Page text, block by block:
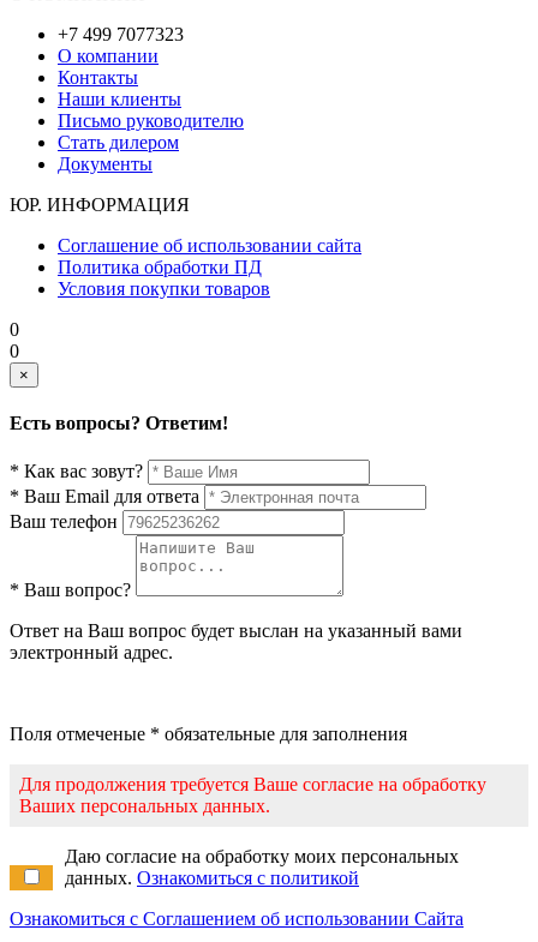
+7 499 7077323
О компании
Контакты
Наши клиенты
Письмо руководителю
Стать дилером
Документы
ЮР. ИНФОРМАЦИЯ
Соглашение об использовании сайта
Политика обработки ПД
Условия покупки товаров
0
0
×
Есть вопросы? Ответим!
* Как вас зовут?
* Ваш Email для ответа
Ваш телефон
* Ваш вопрос?
Ответ на Ваш вопрос будет выслан на указанный вами
электронный адрес.
Поля отмеченые * обязательные для заполнения
Для продолжения требуется Ваше согласие на обработку
Ваших персональных данных.
Даю согласие на обработку моих персональных
данных. Ознакомиться с политикой
Ознакомиться с Соглашением об использовании Сайта